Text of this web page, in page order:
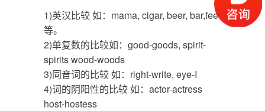
1)英汉比较 如：mama, cigar, beer, bar,fee
等。
2)单复数的比较如：good-goods, spirit-
spirits wood-woods
3)同音词的比较 如：right-write, eye-I
4)词的阴阳性的比较 如：actor-actress
host-hostess